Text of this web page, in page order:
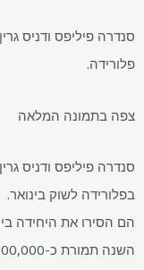
סנדרה פיליפס ודניס
פלורידה.
צפה בתמונה המלאה
סנדרה פיליפס ודניס
בפלורידה לשוק בינואר.
הם הסירו את היחידה
השנה תמורת כ-200,000 דולר, שזה בערך מה שהם שילמו ב-2020.